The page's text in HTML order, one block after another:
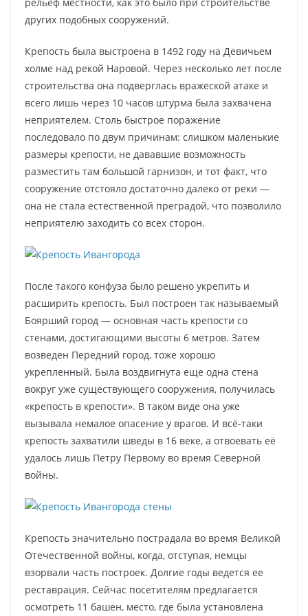
других подобных сооружений.
Крепость была выстроена в 1492 году на Девичьем
холме над рекой Наровой. Через несколько лет после
строительства она подверглась вражеской атаке и
всего лишь через 10 часов штурма была захвачена
неприятелем. Столь быстрое поражение
последовало по двум причинам: слишком маленькие
размеры крепости, не дававшие возможность
разместить там большой гарнизон, и тот факт, что
сооружение отстояло достаточно далеко от реки —
она не стала естественной преградой, что позволило
неприятелю заходить со всех сторон.
После такого конфуза было решено укрепить и
расширить крепость. Был построен так называемый
Боярший город — основная часть крепости со
стенами, достигающими высоты 6 метров. Затем
возведен Передний город, тоже хорошо
укрепленный. Была воздвигнута еще одна стена
вокруг уже существующего сооружения, получилась
«крепость в крепости». В таком виде она уже
вызывала немалое опасение у врагов. И всё-таки
крепость захватили шведы в 16 веке, а отвоевать её
удалось лишь Петру Первому во время Северной
войны.
Крепость значительно пострадала во время Великой
Отечественной войны, когда, отступая, немцы
взорвали часть построек. Долгие годы ведется ее
реставрация. Сейчас посетителям предлагается
осмотреть 11 башен, место, где была установлена